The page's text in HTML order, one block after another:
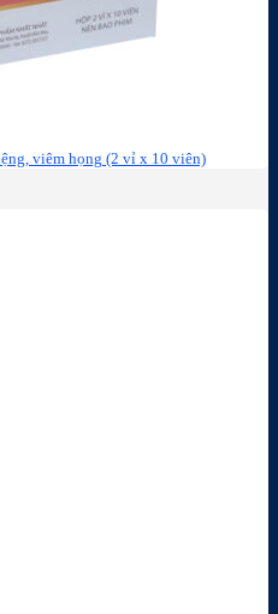
viêm họng (2 vỉ x 10 viên)